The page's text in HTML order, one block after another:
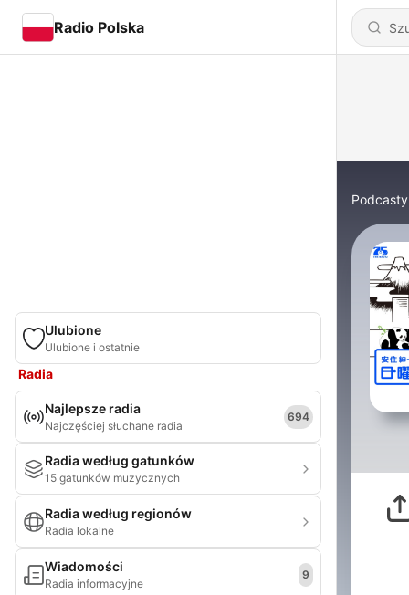
Radio Polska
Ulubione
Ulubione i ostatnie
Radia
Najlepsze radia
Najczęściej słuchane radia
694
Radia według gatunków
15 gatunków muzycznych
Radia według regionów
Radia lokalne
Wiadomości
Radia informacyjne
9
Podcasty